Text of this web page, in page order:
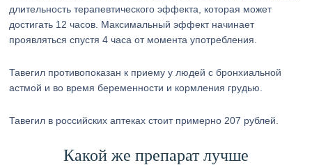
длительность терапевтического эффекта, которая может
достигать 12 часов. Максимальный эффект начинает
проявляться спустя 4 часа от момента употребления.
Тавегил противопоказан к приему у людей с бронхиальной
астмой и во время беременности и кормления грудью.
Тавегил в российских аптеках стоит примерно 207 рублей.
Какой же препарат лучше